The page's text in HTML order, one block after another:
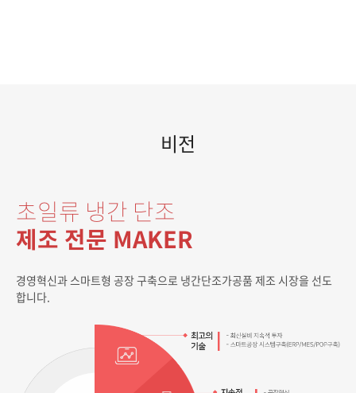
비전
초일류 냉간 단조
제조 전문 MAKER
경영혁신과 스마트형 공장 구축으로 냉간단조가공품 제조 시장을 선도
합니다.